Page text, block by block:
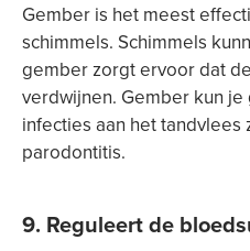
Gember is het meest
schimmels. Schimmels
gember zorgt ervoor dat
verdwijnen. Gember kun
infecties aan het tandvlees
parodontitis.
9. Reguleert de